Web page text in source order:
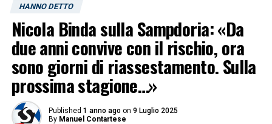
HANNO DETTO
Nicola Binda sulla Sampdoria: «Da
due anni convive con il rischio, ora
sono giorni di riassestamento. Sulla
prossima stagione…»
Published 1 anno ago on 9 Luglio 2025
By Manuel Contartese